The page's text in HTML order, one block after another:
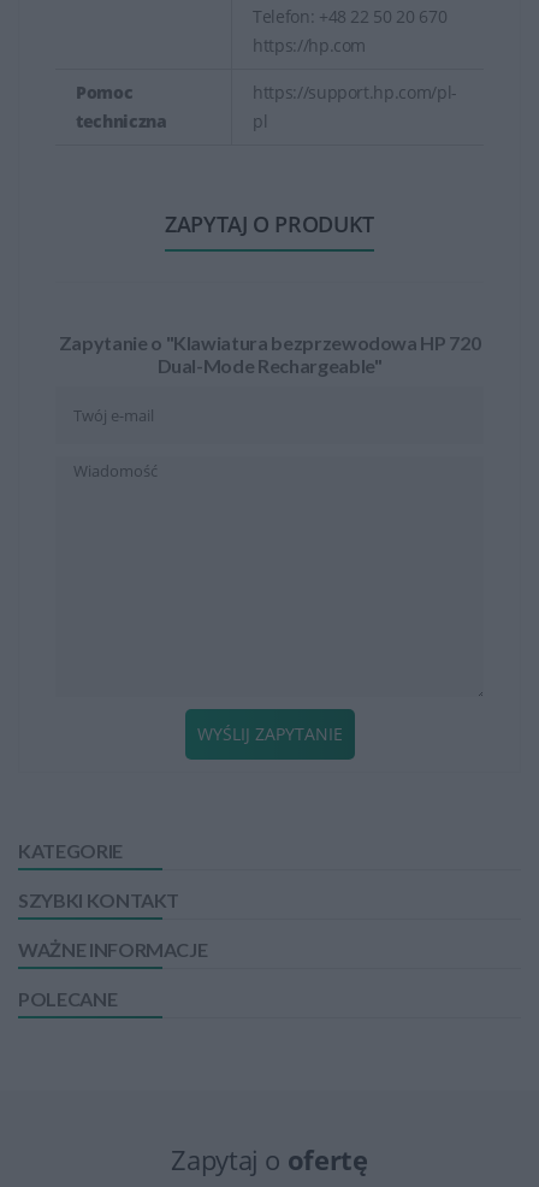
KATEGORIE
SZYBKI KONTAKT
WAŻNE INFORMACJE
POLECANE
Telefon: +48 22 50 20 670
https://hp.com
Pomoc
techniczna
https://support.hp.com/pl-
pl
ZAPYTAJ O PRODUKT
Zapytanie o "Klawiatura bezprzewodowa HP 720
Dual-Mode Rechargeable"
WYŚLIJ ZAPYTANIE
Zapytaj o ofertę